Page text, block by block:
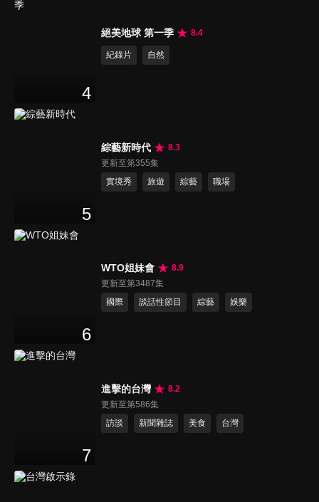
4
絕美地球 第一季 8.4
紀錄片 自然
5
綜藝新時代
8.3
更新至第355集
實境秀
旅遊 綜藝 職場
6
WTO姐妹會
8.9
更新至第3487集
國際
談話性節目 綜藝 娛樂
7
進擊的台灣
8.2
更新至第586集
訪談
新聞雜誌 美食 台灣